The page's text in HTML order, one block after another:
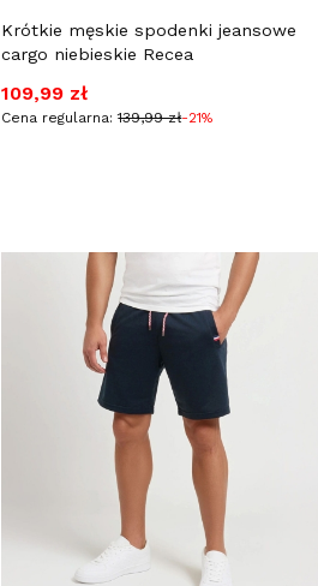
Krótkie męskie spodenki jeansowe
cargo niebieskie Recea
Cena promocyjna
109,99 zł
Cena regularna: 139,99 zł-21%